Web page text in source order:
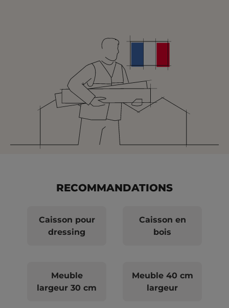
RECOMMANDATIONS
Caisson pour
dressing
Caisson en
bois
Meuble
largeur 30 cm
Meuble 40 cm
largeur